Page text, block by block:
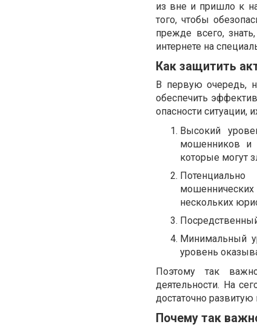
из вне и пришло к
того, чтобы
прежде всего,
интернете на
Как защитить
В первую очередь,
обеспечить
опасности ситуации,
Высокий
мошенников и
которые могут
нескольких
Минимальный
уровень
Поэтому так
деятельности. На
достаточно
Почему так